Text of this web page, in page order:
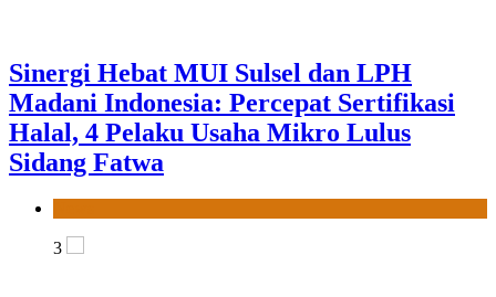
Tingkatkan Dakwah Digital, Gubernur
Sulsel Beri Motor untuk Tim Media MUI
Sulawesi Selatan